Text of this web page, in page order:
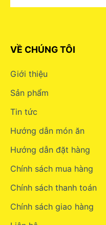
VỀ CHÚNG TÔI
Giới thiệu
Sản phẩm
Tin tức
Hướng dẫn món ăn
Hướng dẫn đặt hàng
Chính sách mua hàng
Chính sách thanh toán
Chính sách giao hàng